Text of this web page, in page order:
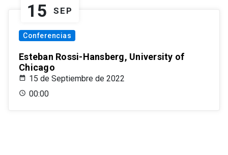
15 SEP
Conferencias
Esteban Rossi-Hansberg, University of
Chicago
15 de Septiembre de 2022
00:00